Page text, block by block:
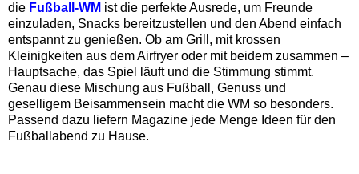
die Fußball-WM ist die perfekte Ausrede, um Freunde
einzuladen, Snacks bereitzustellen und den Abend einfach
entspannt zu genießen. Ob am Grill, mit krossen
Kleinigkeiten aus dem Airfryer oder mit beidem zusammen –
Hauptsache, das Spiel läuft und die Stimmung stimmt.
Genau diese Mischung aus Fußball, Genuss und
geselligem Beisammensein macht die WM so besonders.
Passend dazu liefern Magazine jede Menge Ideen für den
Fußballabend zu Hause.